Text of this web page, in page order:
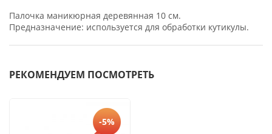
Палочка маникюрная деревянная 10 см.
Предназначение: используется для обработки кутикулы.
РЕКОМЕНДУЕМ ПОСМОТРЕТЬ
-5%